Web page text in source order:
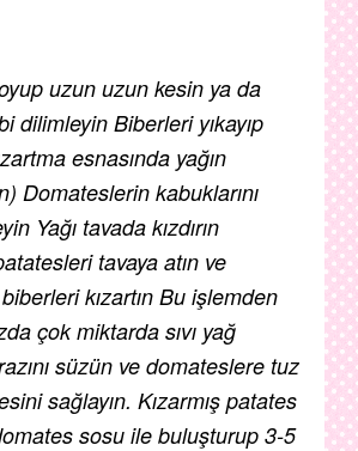
uzun uzun kesin ya da
dilimleyin Biberleri yıkayıp
esnasında yağın
Domateslerin kabuklarını
Yağı tavada kızdırın
tavaya atın ve
biberleri kızartın Bu işlemden
çok miktarda sıvı yağ
süzün ve domateslere tuz
sağlayın. Kızarmış patates
sosu ile buluşturup 3-5